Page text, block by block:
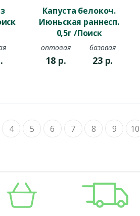
Капуста белокоч.
Июньская раннесп.
0,5г /Поиск
оптовая
18 р.
базовая
23 р.
4 5 6 7 8 9 10